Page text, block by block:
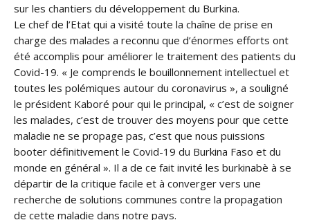
sur les chantiers du développement du Burkina.
Le chef de l’Etat qui a visité toute la chaîne de prise en
charge des malades a reconnu que d’énormes efforts ont
été accomplis pour améliorer le traitement des patients du
Covid-19. « Je comprends le bouillonnement intellectuel et
toutes les polémiques autour du coronavirus », a souligné
le président Kaboré pour qui le principal, « c’est de soigner
les malades, c’est de trouver des moyens pour que cette
maladie ne se propage pas, c’est que nous puissions
booter définitivement le Covid-19 du Burkina Faso et du
monde en général ». Il a de ce fait invité les burkinabè à se
départir de la critique facile et à converger vers une
recherche de solutions communes contre la propagation
de cette maladie dans notre pays.